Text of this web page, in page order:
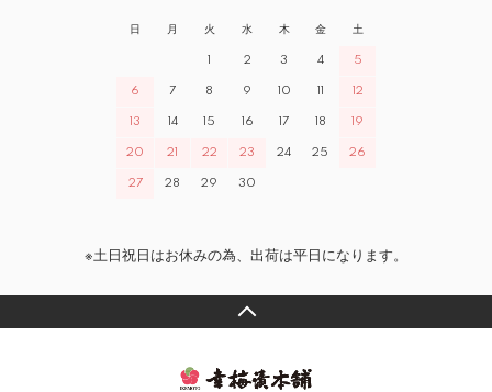
日 月 火 水 木 金 土
1 2 3 4 5
6 7 8 9 10 11 12
13 14 15 16 17 18 19
20 21 22 23 24 25 26
27 28 29 30
※土日祝日はお休みの為、出荷は平日になります。